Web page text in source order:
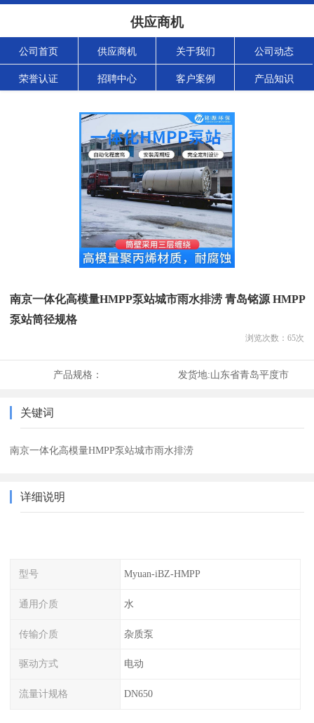
供应商机
公司首页 供应商机 关于我们 公司动态
荣誉认证 招聘中心 客户案例 产品知识
南京一体化高模量HMPP泵站城市雨水排涝 青岛铭源 HMPP
泵站筒径规格
浏览次数： 65次
产品规格： 发货地:山东省青岛平度市
关键词
南京一体化高模量HMPP泵站城市雨水排涝
详细说明
型号 Myuan-iBZ-HMPP
通用介质 水
传输介质 杂质泵
驱动方式 电动
流量计规格 DN650